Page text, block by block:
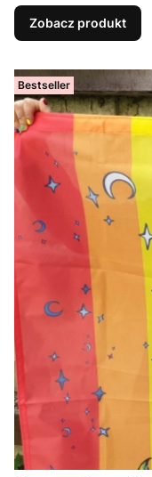
Zobacz produkt
Bestseller